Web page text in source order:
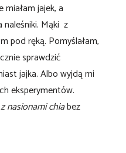
miałam jajek, a
Mąki z
pod ręką. Pomyślałam,
sprawdzić
jajka. Albo wyjdą mi
eksperymentów.
nasionami chiabez